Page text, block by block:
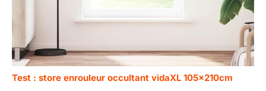
Test : store enrouleur occultant vidaXL 105x210cm